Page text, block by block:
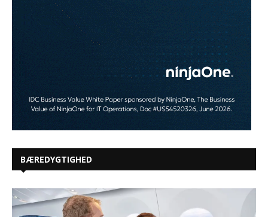
BÆREDYGTIGHED